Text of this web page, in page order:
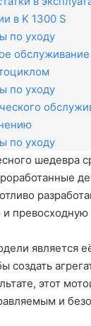
в K 1300 S
по уходу
обслуживание
по уходу
по уходу
шедевра
и
является
создать
этот
и